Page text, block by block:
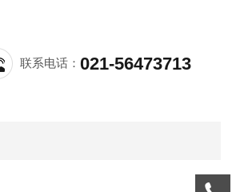
联系电话：021-56473713